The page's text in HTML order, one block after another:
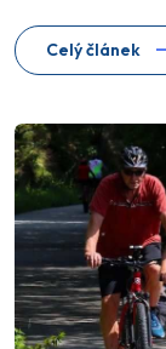
Celý článek